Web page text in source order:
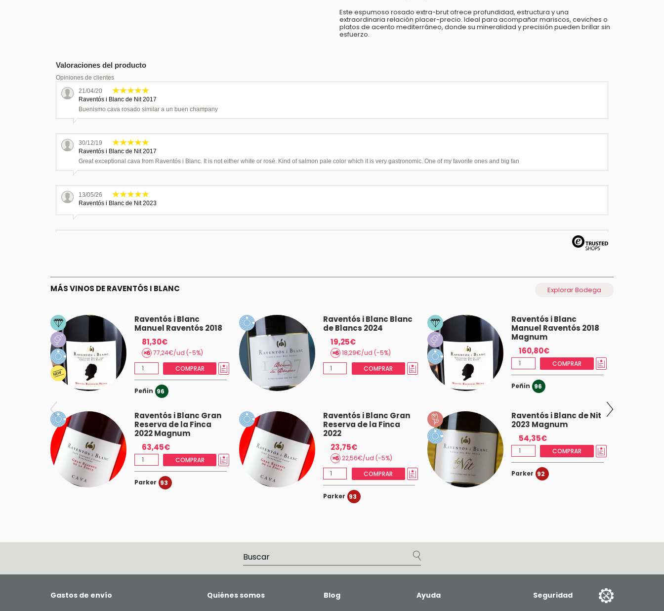
Este espumoso rosado extra-brut ofrece profundidad, estructura y una
extraordinaria relación placer-precio. Ideal para acompañar mariscos, ceviches o
platos de acento mediterráneo, donde su mineralidad y precisión pueden brillar sin
esfuerzo.
Valoraciones del producto
Opiniones de clientes
21/04/20
Raventós i Blanc de Nit 2017
Buenismo cava rosado similar a un buen champany
30/12/19
Raventós i Blanc de Nit 2017
Great exceptional cava from Raventós i Blanc. It is not either white or rosé. Kind of salmon pale color which it is very gastronomic. One of my favorite ones and big fan
13/05/26
Raventós i Blanc de Nit 2023
Raventós i Blanc de Nit 2021
Raventós i Blanc de Nit 2021
13/03/23
Raventós i Blanc de Nit 2020
28/10/22
Raventós i Blanc de Nit 2020
MÁS VINOS DE RAVENTÓS I BLANC Explorar Bodega
Raventós i Blanc
Manuel Raventós 2018
81,30€
77,24€/ud (-5%)
COMPRAR
Peñin 96
Raventós i Blanc Blanc
de Blancs 2024
19,25€
18,29€/ud (-5%)
COMPRAR
Raventós i Blanc
Manuel Raventós 2018
Magnum
160,80€
COMPRAR
Peñin 96
Raventós i Blanc Gran
Reserva de la Finca
2022 Magnum
63,45€
COMPRAR
Parker 93
Raventós i Blanc Gran
Reserva de la Finca
2022
23,75€
22,56€/ud (-5%)
COMPRAR
Parker 93
Raventós i Blanc de Nit
2023 Magnum
54,35€
COMPRAR
Parker 92
Gastos de envío Quiénes somos Blog Ayuda Seguridad